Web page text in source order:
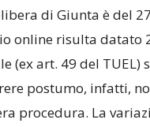
di Giunta è del
online risulta datato
(ex art. 49 del TUEL)
postumo, infatti,
procedura. La